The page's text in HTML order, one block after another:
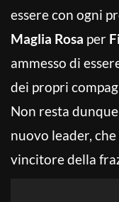
essere con ogni
Maglia Rosa per
ammesso di
dei propri
Non resta
nuovo leader,
vincitore della